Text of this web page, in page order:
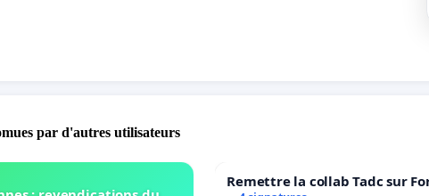
par d'autres utilisateurs
Remettre la collab Tadc sur